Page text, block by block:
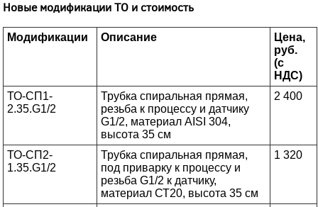
Новые модификации ТО и стоимость
Модификации Описание
Цена,
руб.
(с
НДС)
ТО-СП1-
2.35.G1/2
Трубка спиральная прямая,
резьба к процессу и датчику
G1/2, материал AISI 304,
высота 35 см
2 400
ТО-СП2-
1.35.G1/2
Трубка спиральная прямая,
под приварку к процессу и
резьба G1/2 к датчику,
материал СТ20, высота 35 см
1 320